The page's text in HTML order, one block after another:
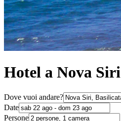
Hotel a Nova Siri
Dove vuoi andare?
Date
Persone